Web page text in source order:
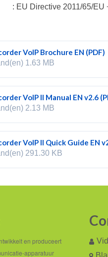
Directive 2011/65/EU +
VoIP Brochure EN (PDF)
1.63 MB
VoIP II Manual EN v2.6
2.13 MB
VoIP II Quick Guide EN
291.30 KB
en produceert
apparatuur